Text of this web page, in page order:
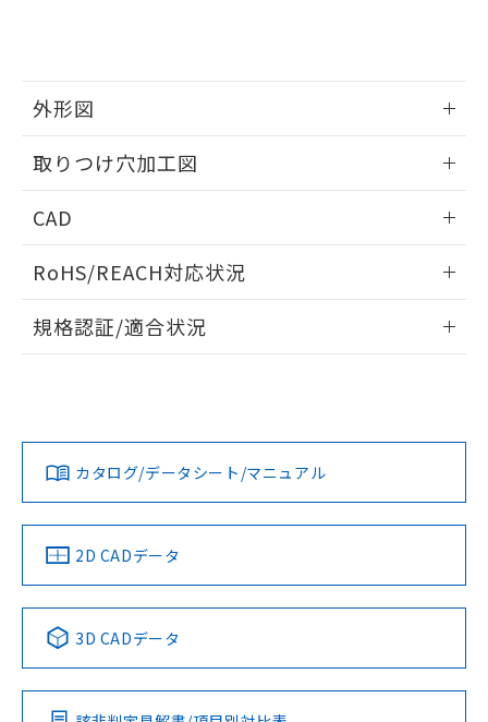
外形図
取りつけ穴加工図
CAD
ドすることができます。
ログイン/会員登録
ダウンロードデータをご利用いただく前に、以下を必ずお読
みください。
ソフトウェアの使用条件
RoHS/REACH対応状況
EU RoHS 注意事項・凡例
対応済み
中国 RoHS 注意事項・凡例
Pb Hg Cd Cr(VI)
規格認証/適合状況
カタログ/データシート/マニュアル
2D CADデータ
3D CADデータ
既に当社にて対応品への在庫切替を完了
していることから、特段のことがない限